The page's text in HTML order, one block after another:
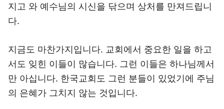
지고 와 예수님의 시신을 닦으며 상처를 만져드립니
다.
지금도 마찬가지입니다. 교회에서 중요한 일을 하고
서도 잊힌 이들이 많습니다. 그런 이들은 하나님께서
만 아십니다. 한국교회도 그런 분들이 있었기에 주님
의 은혜가 그치지 않는 것입니다.